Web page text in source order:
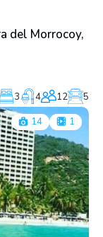
del Morrocoy,
3 4 12
5
14 1